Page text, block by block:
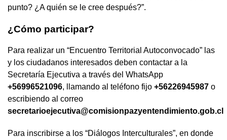
punto? ¿A quién se le cree después?”.
¿Cómo participar?
Para realizar un “Encuentro Territorial Autoconvocado” las
y los ciudadanos interesados deben contactar a la
Secretaría Ejecutiva a través del WhatsApp
+56996521096, llamando al teléfono fijo +56226945987 o
escribiendo al correo
secretarioejecutiva@comisionpazyentendimiento.gob.cl
Para inscribirse a los “Diálogos Interculturales”, en donde